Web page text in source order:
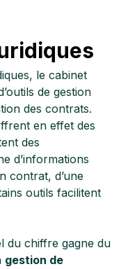
le cabinet
de gestion
des contrats.
en effet des
des
d’informations
contrat, d’une
outils facilitent
du chiffre gagne du
gestion de